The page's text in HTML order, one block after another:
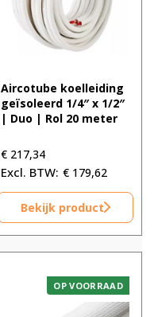
Aircotube koelleiding
geïsoleerd 1/4″ x 1/2″
| Duo | Rol 20 meter
€ 217,34
€ 179,62
Bekijk product
OP VOORRAAD